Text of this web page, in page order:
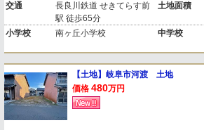
交通
長良川鉄道 せきてらす前
駅 徒歩65分
土地面積
小学校 南ヶ丘小学校 中学校
【土地】岐阜市河渡 土地
価格 480万円